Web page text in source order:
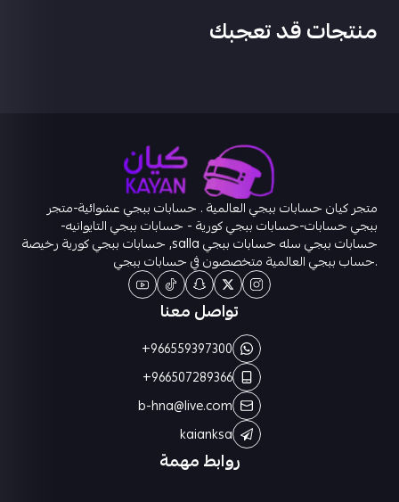
منتجات قد تعجبك
متجر كيان حسابات ببجي العالمية . حسابات ببجي عشوائية-متجر
ببجي حسابات-حسابات ببجي كورية - حسابات ببجي التايوانيه-
حسابات ببجي سله حسابات ببجي salla, حسابات ببجي كورية رخيصة
.حساب ببجي العالمية متخصصون في حسابات ببجي
روابط مهمة
تواصل معنا
+966559397300
+966507289366
b-hna@live.com
kaianksa